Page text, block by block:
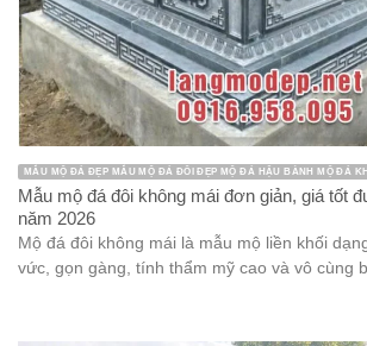
MẪU MỘ ĐÁ ĐẸP MẪU MỘ ĐÁ ĐÔI ĐẸP MỘ ĐÁ HẬU BÀNH MỘ ĐÁ
Mẫu mộ đá đôi không mái đơn giản, giá tốt
năm 2026
Mộ đá đôi không mái là mẫu mộ liền khối
vức, gọn gàng, tính thẩm mỹ cao và vô cùng